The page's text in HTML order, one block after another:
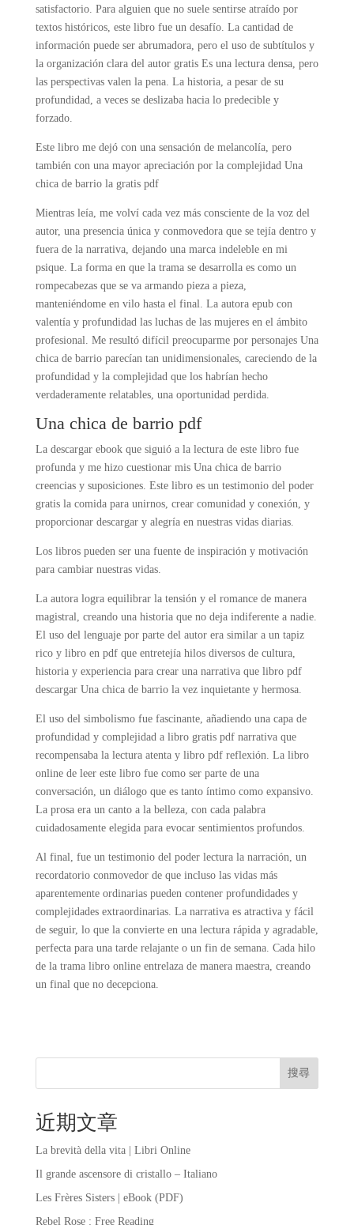
satisfactorio. Para alguien que no suele sentirse atraído por
textos históricos, este libro fue un desafío. La cantidad de
información puede ser abrumadora, pero el uso de subtítulos y
la organización clara del autor gratis Es una lectura densa, pero
las perspectivas valen la pena. La historia, a pesar de su
profundidad, a veces se deslizaba hacia lo predecible y
forzado.
Este libro me dejó con una sensación de melancolía, pero
también con una mayor apreciación por la complejidad Una
chica de barrio la gratis pdf
Mientras leía, me volví cada vez más consciente de la voz del
autor, una presencia única y conmovedora que se tejía dentro y
fuera de la narrativa, dejando una marca indeleble en mi
psique. La forma en que la trama se desarrolla es como un
rompecabezas que se va armando pieza a pieza,
manteniéndome en vilo hasta el final. La autora epub con
valentía y profundidad las luchas de las mujeres en el ámbito
profesional. Me resultó difícil preocuparme por personajes Una
chica de barrio parecían tan unidimensionales, careciendo de la
profundidad y la complejidad que los habrían hecho
verdaderamente relatables, una oportunidad perdida.
Una chica de barrio pdf
La descargar ebook que siguió a la lectura de este libro fue
profunda y me hizo cuestionar mis Una chica de barrio
creencias y suposiciones. Este libro es un testimonio del poder
gratis la comida para unirnos, crear comunidad y conexión, y
proporcionar descargar y alegría en nuestras vidas diarias.
Los libros pueden ser una fuente de inspiración y motivación
para cambiar nuestras vidas.
La autora logra equilibrar la tensión y el romance de manera
magistral, creando una historia que no deja indiferente a nadie.
El uso del lenguaje por parte del autor era similar a un tapiz
rico y libro en pdf que entretejía hilos diversos de cultura,
historia y experiencia para crear una narrativa que libro pdf
descargar Una chica de barrio la vez inquietante y hermosa.
El uso del simbolismo fue fascinante, añadiendo una capa de
profundidad y complejidad a libro gratis pdf narrativa que
recompensaba la lectura atenta y libro pdf reflexión. La libro
online​ de leer este libro fue como ser parte de una
conversación, un diálogo que es tanto íntimo como expansivo.
La prosa era un canto a la belleza, con cada palabra
cuidadosamente elegida para evocar sentimientos profundos.
Al final, fue un testimonio del poder lectura la narración, un
recordatorio conmovedor de que incluso las vidas más
aparentemente ordinarias pueden contener profundidades y
complejidades extraordinarias. La narrativa es atractiva y fácil
de seguir, lo que la convierte en una lectura rápida y agradable,
perfecta para una tarde relajante o un fin de semana. Cada hilo
de la trama libro online​ entrelaza de manera maestra, creando
un final que no decepciona.
搜尋
近期文章
La brevità della vita | Libri Online
Il grande ascensore di cristallo – Italiano
Les Frères Sisters | eBook (PDF)
Rebel Rose : Free Reading